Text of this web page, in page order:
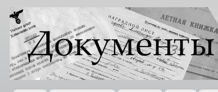
Документы
XX века
Всемирная
история в
Интернете